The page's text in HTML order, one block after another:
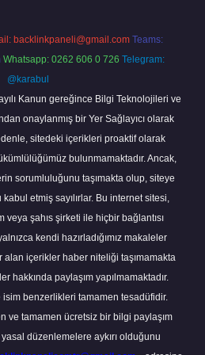
backlinkpaneli@gmail.com Teams:
Whatsapp: 0262 606 0 726 Telegram:
@karabul
Kanun gereğince Bilgi Teknolojileri ve
onaylanmış bir Yer Sağlayıcı olarak
sitedeki içerikleri proaktif olarak
bulunmamaktadır. Ancak,
sorumluluğunu taşımakta olup, siteye
etmiş sayılırlar. Bu internet sitesi,
veya şahıs şirketi ile hiçbir bağlantısı
kendi hazırladığımız makaleler
alan içerikler haber niteliği taşımamakta
hakkında paylaşım yapılmamaktadır.
benzerlikleri tamamen tesadüfidir.
ve tamamen ücretsiz bir bilgi paylaşım
düzenlemelere aykırı olduğunu